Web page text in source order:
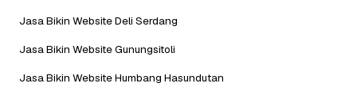
Jasa Bikin Website Deli Serdang
Jasa Bikin Website Gunungsitoli
Jasa Bikin Website Humbang Hasundutan